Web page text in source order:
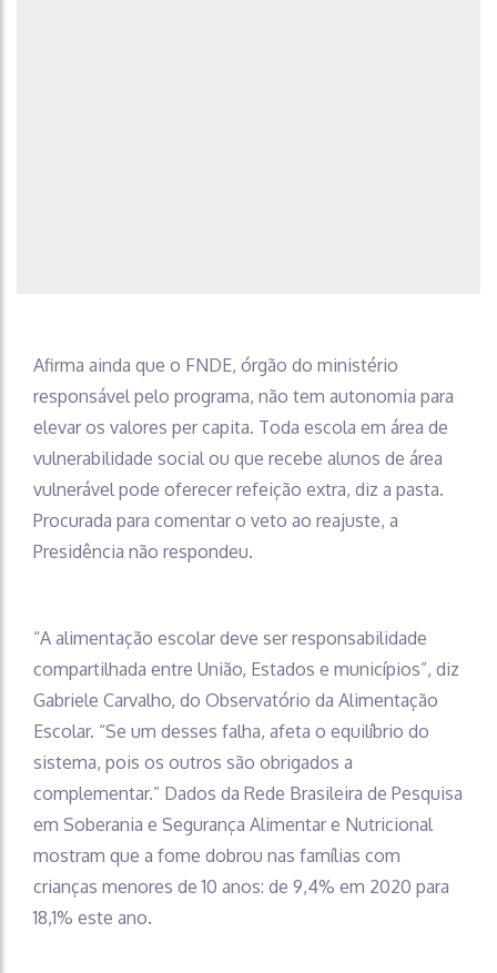
Afirma ainda que o FNDE, órgão do ministério
responsável pelo programa, não tem autonomia para
elevar os valores per capita. Toda escola em área de
vulnerabilidade social ou que recebe alunos de área
vulnerável pode oferecer refeição extra, diz a pasta.
Procurada para comentar o veto ao reajuste, a
Presidência não respondeu.
“A alimentação escolar deve ser responsabilidade
compartilhada entre União, Estados e municípios”, diz
Gabriele Carvalho, do Observatório da Alimentação
Escolar. “Se um desses falha, afeta o equilíbrio do
sistema, pois os outros são obrigados a
complementar.” Dados da Rede Brasileira de Pesquisa
em Soberania e Segurança Alimentar e Nutricional
mostram que a fome dobrou nas famílias com
crianças menores de 10 anos: de 9,4% em 2020 para
18,1% este ano.